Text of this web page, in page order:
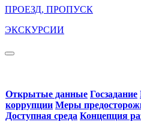
ПРОЕЗД, ПРОПУСК
ЭКСКУРСИИ
Открытые данные Госзадание
коррупции Меры
Доступная среда Концепция